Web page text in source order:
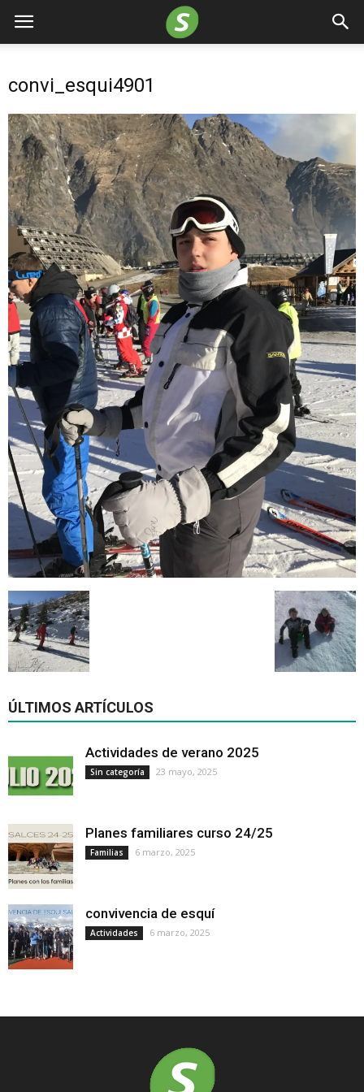
convi_esqui4901
ÚLTIMOS ARTÍCULOS
Actividades de verano 2025
Sin categoría 23 mayo, 2025
Planes familiares curso 24/25
Familias 6 marzo, 2025
convivencia de esquí
Actividades 6 marzo, 2025